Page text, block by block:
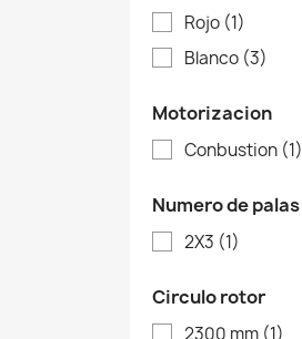
Rojo (1)
Blanco (3)
Motorizacion
Conbustion (1)
Numero de palas
2X3 (1)
Circulo rotor
2300 mm (1)